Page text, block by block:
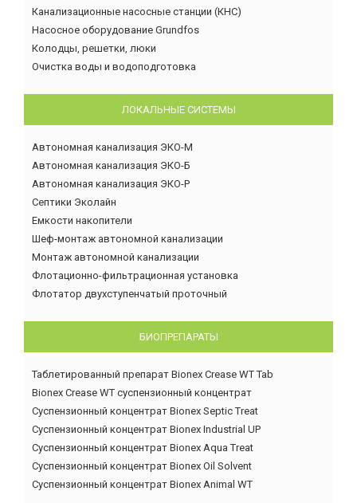
Канализационные насосные станции (КНС)
Насосное оборудование Grundfos
Колодцы, решетки, люки
Очистка воды и водоподготовка
ЛОКАЛЬНЫЕ СИСТЕМЫ
Автономная канализация ЭКО-М
Автономная канализация ЭКО-Б
Автономная канализация ЭКО-Р
Септики Эколайн
Емкости накопители
Шеф-монтаж автономной канализации
Монтаж автономной канализации
Флотационно-фильтрационная установка
Флотатор двухступенчатый проточный
БИОПРЕПАРАТЫ
Таблетированный препарат Bionex Crease WT Tab
Bionex Crease WT суспензионный концентрат
Суспензионный концентрат Bionex Septic Treat
Суспензионный концентрат Bionex Industrial UP
Суспензионный концентрат Bionex Aqua Treat
Суспензионный концентрат Bionex Oil Solvent
Суспензионный концентрат Bionex Animal WT